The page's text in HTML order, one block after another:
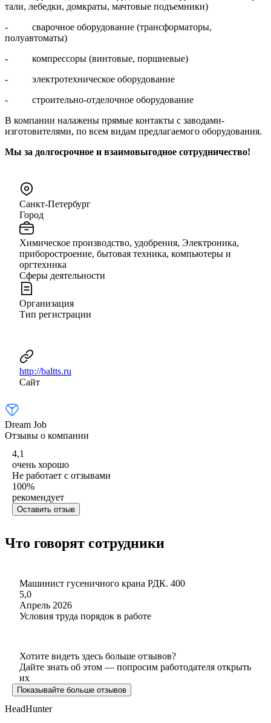
тали, лебедки, домкраты, мачтовые подъемники)
- сварочное оборудование (трансформаторы,
полуавтоматы)
- компрессоры (винтовые, поршневые)
- электротехническое оборудование
- строительно-отделочное оборудование
В компании налажены прямые контакты с заводами-
изготовителями, по всем видам предлагаемого оборудования.
Мы за долгосрочное и взаимовыгодное сотрудничество!
Санкт-Петербург
Город
Химическое производство, удобрения, Электроника,
приборостроение, бытовая техника, компьютеры и
оргтехника
Сферы деятельности
Организация
Тип регистрации
http://baltts.ru
Сайт
Dream Job
Отзывы о компании
4,1
очень хорошо
Не работает с отзывами
100%
рекомендует
Оставить отзыв
Что говорят сотрудники
Машинист гусеничного крана РДК. 400
5,0
Апрель 2026
Условия труда порядок в работе
Хотите видеть здесь больше отзывов?
Дайте знать об этом — попросим работодателя открыть
их
Показывайте больше отзывов
HeadHunter